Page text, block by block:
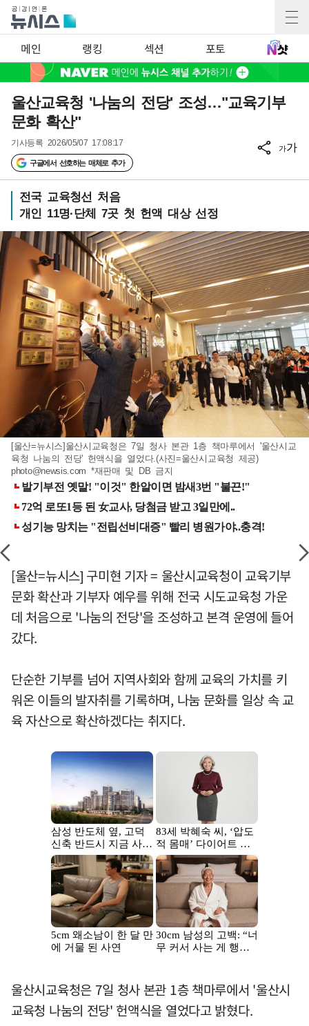
메인 랭킹 섹션 포토
울산교육청 '나눔의 전당' 조성…"교육기부
문화 확산"
기사등록 2026/05/07 17:08:17
구글에서 선호하는 매체로 추가
가가
전국 교육청선 처음
개인 11명·단체 7곳 첫 헌액 대상 선정
[울산=뉴시스]울산시교육청은 7일 청사 본관 1층 책마루에서 '울산시교
육청 나눔의 전당' 헌액식을 열었다.(사진=울산시교육청 제공)
photo@newsis.com *재판매 및 DB 금지
[울산=뉴시스] 구미현 기자 = 울산시교육청이 교육기부
문화 확산과 기부자 예우를 위해 전국 시도교육청 가운
데 처음으로 '나눔의 전당'을 조성하고 본격 운영에 들어
갔다.
단순한 기부를 넘어 지역사회와 함께 교육의 가치를 키
워온 이들의 발자취를 기록하며, 나눔 문화를 일상 속 교
육 자산으로 확산하겠다는 취지다.
울산시교육청은 7일 청사 본관 1층 책마루에서 '울산시
교육청 나눔의 전당' 헌액식을 열었다고 밝혔다.